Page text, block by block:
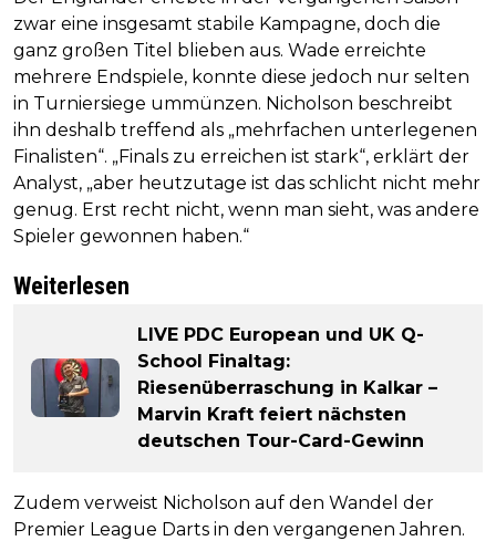
zwar eine insgesamt stabile Kampagne, doch die
ganz großen Titel blieben aus. Wade erreichte
mehrere Endspiele, konnte diese jedoch nur selten
in Turniersiege ummünzen. Nicholson beschreibt
ihn deshalb treffend als „mehrfachen unterlegenen
Finalisten“. „Finals zu erreichen ist stark“, erklärt der
Analyst, „aber heutzutage ist das schlicht nicht mehr
genug. Erst recht nicht, wenn man sieht, was andere
Spieler gewonnen haben.“
Weiterlesen
LIVE PDC European und UK Q-
School Finaltag:
Riesenüberraschung in Kalkar –
Marvin Kraft feiert nächsten
deutschen Tour-Card-Gewinn
Zudem verweist Nicholson auf den Wandel der
Premier League Darts in den vergangenen Jahren.